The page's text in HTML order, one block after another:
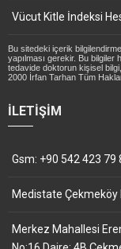
Vücut Kitle İndeksi
Bu sitedeki içerik
yapılması gerekir. Bu bilgiler
tedavide doktorun kişisel
2000 İrfan Tarhan Tüm
İLETIŞIM
Gsm: +90 542 423 79
Medistate Çekmeköy
Merkez Mahallesi